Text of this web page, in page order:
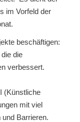
im Vorfeld der
beschäftigen:
die
verbessert.
(Künstliche
mit viel
und Barrieren.